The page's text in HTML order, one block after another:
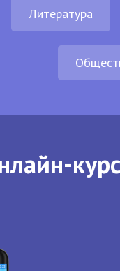
Литература